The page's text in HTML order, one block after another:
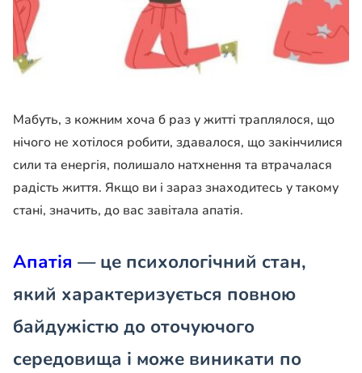
Мабуть, з кожним хоча б раз у житті траплялося, що
нічого не хотілося робити, здавалося, що закінчилися
сили та енергія, полишало натхнення та втрачалася
радість життя. Якщо ви і зараз знаходитесь у такому
стані, значить, до вас завітала апатія.
Апатія — це психологічний стан,
який характеризується повною
байдужістю до оточуючого
середовища і може виникати по